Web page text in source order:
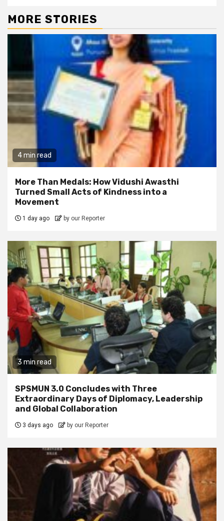
MORE STORIES
4 min read
More Than Medals: How Vidushi Awasthi
Turned Small Acts of Kindness into a
Movement
1 day ago by our Reporter
3 min read
SPSMUN 3.0 Concludes with Three
Extraordinary Days of Diplomacy, Leadership
and Global Collaboration
3 days ago by our Reporter